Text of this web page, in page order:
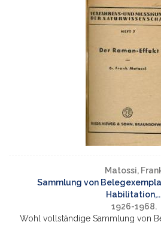
Matossi,
Sammlung von
1926-1968.
Wohl vollständige Sammlung von